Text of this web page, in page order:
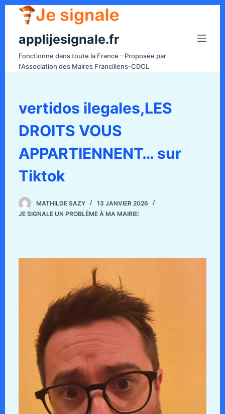
applijesignale.fr
Fonctionne dans toute la France - Proposée par
l'Association des Maires Franciliens-CDCL
vertidos ilegales,LES
DROITS VOUS
APPARTIENNENT… sur
Tiktok
MATHILDE SAZY
13 JANVIER 2026
JE SIGNALE UN PROBLÈME À MA MAIRIE: